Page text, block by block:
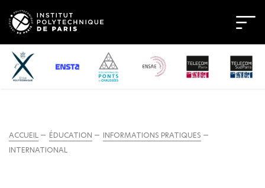
ACCUEIL ÉDUCATION
INFORMATIONS PRATIQUES
INTERNATIONAL